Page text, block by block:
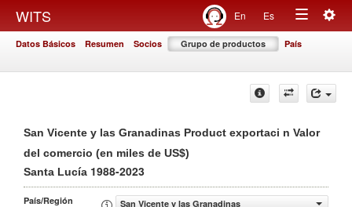
WITS En Es
Toggle
Datos Básicos Resumen Socios Grupo de productos País
San Vicente y las Granadinas Product exportaci n Valor
del comercio (en miles de US$)
Santa Lucía 1988-2023
País/Región
San Vicente y las Granadinas